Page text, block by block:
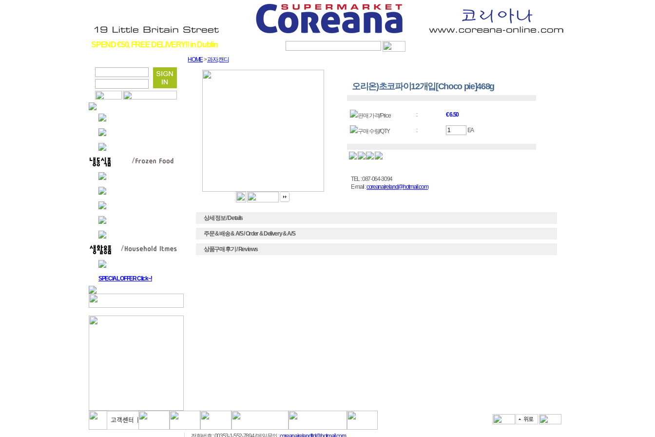
SPEND €50, FREE DELIVERY!! in Dublin
SPECIAL OFFER Click~!
HOME>과자,캔디
오리온)초코파이12개입[Choco pie]468g
판매 가격/Price : € 6.50
구매 수량/QTY : EA
TEL : 087-064-3094
E-mail :coreanaireland@hotmail.com
상세 정보 / Details
주문 & 배송 & A/S / Order & Delivery & A/S
상품구매 후기 / Reviews